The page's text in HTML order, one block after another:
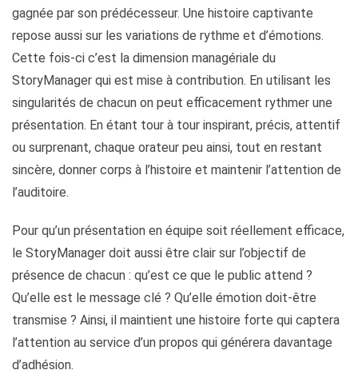
gagnée par son prédécesseur. Une histoire captivante
repose aussi sur les variations de rythme et d’émotions.
Cette fois-ci c’est la dimension managériale du
StoryManager qui est mise à contribution. En utilisant les
singularités de chacun on peut efficacement rythmer une
présentation. En étant tour à tour inspirant, précis, attentif
ou surprenant, chaque orateur peu ainsi, tout en restant
sincère, donner corps à l’histoire et maintenir l’attention de
l’auditoire.
Pour qu’un présentation en équipe soit réellement efficace,
le StoryManager doit aussi être clair sur l’objectif de
présence de chacun : qu’est ce que le public attend ?
Qu’elle est le message clé ? Qu’elle émotion doit-être
transmise ? Ainsi, il maintient une histoire forte qui captera
l’attention au service d’un propos qui générera davantage
d’adhésion.